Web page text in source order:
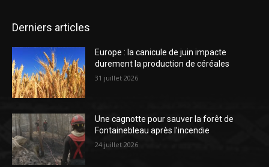
Derniers articles
Europe : la canicule de juin impacte
durement la production de céréales
31 juillet 2026
Une cagnotte pour sauver la forêt de
Fontainebleau après l’incendie
24 juillet 2026